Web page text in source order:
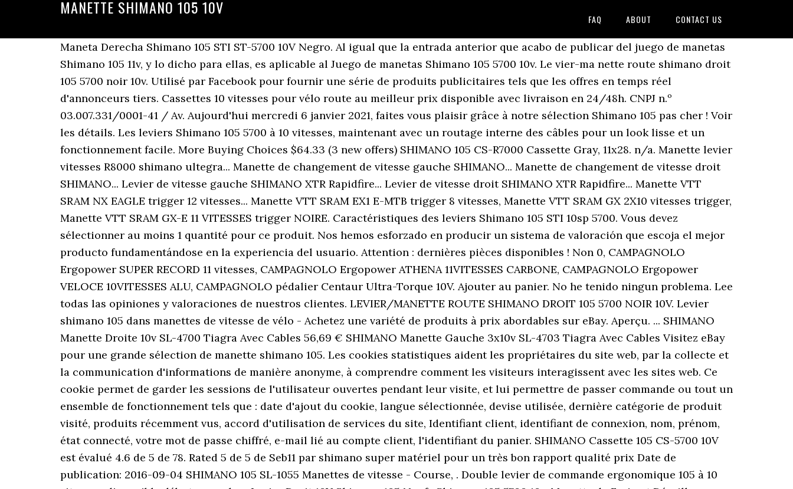
MANETTE SHIMANO 105 10V
FAQ ABOUT CONTACT US
Maneta Derecha Shimano 105 STI ST-5700 10V Negro. Al igual que la entrada anterior que acabo de publicar del juego de manetas Shimano 105 11v, y lo dicho para ellas, es aplicable al Juego de manetas Shimano 105 5700 10v. Le vier-ma nette route shimano droit 105 5700 noir 10v. Utilisé par Facebook pour fournir une série de produits publicitaires tels que les offres en temps réel d'annonceurs tiers. Cassettes 10 vitesses pour vélo route au meilleur prix disponible avec livraison en 24/48h. CNPJ n.º 03.007.331/0001-41 / Av. Aujourd'hui mercredi 6 janvier 2021, faites vous plaisir grâce à notre sélection Shimano 105 pas cher ! Voir les détails. Les leviers Shimano 105 5700 à 10 vitesses, maintenant avec un routage interne des câbles pour un look lisse et un fonctionnement facile. More Buying Choices $64.33 (3 new offers) SHIMANO 105 CS-R7000 Cassette Gray, 11x28. n/a. Manette levier vitesses R8000 shimano ultegra... Manette de changement de vitesse gauche SHIMANO... Manette de changement de vitesse droit SHIMANO... Levier de vitesse gauche SHIMANO XTR Rapidfire... Levier de vitesse droit SHIMANO XTR Rapidfire... Manette VTT SRAM NX EAGLE trigger 12 vitesses... Manette VTT SRAM EX1 E-MTB trigger 8 vitesses, Manette VTT SRAM GX 2X10 vitesses trigger, Manette VTT SRAM GX-E 11 VITESSES trigger NOIRE. Caractéristiques des leviers Shimano 105 STI 10sp 5700. Vous devez sélectionner au moins 1 quantité pour ce produit. Nos hemos esforzado en producir un sistema de valoración que escoja el mejor producto fundamentándose en la experiencia del usuario. Attention : dernières pièces disponibles ! Non 0, CAMPAGNOLO Ergopower SUPER RECORD 11 vitesses, CAMPAGNOLO Ergopower ATHENA 11VITESSES CARBONE, CAMPAGNOLO Ergopower VELOCE 10VITESSES ALU, CAMPAGNOLO pédalier Centaur Ultra-Torque 10V. Ajouter au panier. No he tenido ningun problema. Lee todas las opiniones y valoraciones de nuestros clientes. LEVIER/MANETTE ROUTE SHIMANO DROIT 105 5700 NOIR 10V. Levier shimano 105 dans manettes de vitesse de vélo - Achetez une variété de produits à prix abordables sur eBay. Aperçu. ... SHIMANO Manette Droite 10v SL-4700 Tiagra Avec Cables 56,69 € SHIMANO Manette Gauche 3x10v SL-4703 Tiagra Avec Cables Visitez eBay pour une grande sélection de manette shimano 105. Les cookies statistiques aident les propriétaires du site web, par la collecte et la communication d'informations de manière anonyme, à comprendre comment les visiteurs interagissent avec les sites web. Ce cookie permet de garder les sessions de l'utilisateur ouvertes pendant leur visite, et lui permettre de passer commande ou tout un ensemble de fonctionnement tels que : date d'ajout du cookie, langue sélectionnée, devise utilisée, dernière catégorie de produit visité, produits récemment vus, accord d'utilisation de services du site, Identifiant client, identifiant de connexion, nom, prénom, état connecté, votre mot de passe chiffré, e-mail lié au compte client, l'identifiant du panier. SHIMANO Cassette 105 CS-5700 10V est évalué 4.6 de 5 de 78. Rated 5 de 5 de Seb11 par shimano super matériel pour un très bon rapport qualité prix Date de publication: 2016-09-04 SHIMANO 105 SL-1055 Manettes de vitesse - Course, . Double levier de commande ergonomique 105 à 10 vitesses. disponible début novembre. Levier Droit 10V Shimano 105 Neuf . Shimano 105 5700 10v. Manette de Frein et Dérailleur Shimano 105 ST-5700 - 2x10V - Droit. la manette de vélo gauche Shimano 105 ST-5703 assure le bon fonctionnement de votre vélo de route et vous offre beaucoup de confort de pilotage. Manette droite SHIMANO 105 5600 10v Noir: Amazon.fr: Sports et Loisirs Choisir vos préférences en matière de cookies Nous utilisons des cookies et des outils similaires pour faciliter vos achats, fournir nos services, pour comprendre comment les clients utilisent nos services afin de pouvoir apporter des améliorations, et pour présenter des annonces. Le passage des câbles est acheminé sous le ruban de guidon: Réaménagement et positionnement du mécanisme interne permet un déplacement plus rapide, plus léger et plus lisse Le point de pivot du levier de frein a obtenu une nouvelle position pour une meilleure commande du dessus, pour un freinage plus fluide et pour plus de contrôle. 99. das Nações Unidas, nº 3.003, Bonfim Il deviendra le groupe de choix des nouveaux adeptes désireux de s'entraîner et de participer à des épreuves plus difficiles. Comme un produit Manette Shimano 105 pas cher, à choisir neuf ou d'occasion parmi les 23 références à prix bas disponibles à la vente. Avec l' top mesures de Velos Manette… manette route SHIMANO - Achat / Vente au meilleur prix - XXcycle - NOUVEAU : manette de vitesses et frein shimano dura-ace st-r9120 - hydraulique - 2x11 vitesses, manette de vitesses et frein shimano … 0 Avis; Rédiger un avis; 11/25 : 11-12-13-14-15-17-19-21-23-25 11/28 : 11-12-13-14-15-17-19-21-24-28 12/25 : 12-13-14-15-16-17-19-21-23-25 12/27 : 12-13-14-15-16-17-19-21-24-27. Référence : 150884 - Pièce de qualité et d'origine Shimano. Yo llevo un cambio Shimano 105 con bielas compact y le acabo de poner un cassette SRAM 11-32. eenmalige montage vraagt veel uitzoekwerk, Shimano Ultegra R8000 11 Vitesses, Tout dans la catégorie Pneus et Chambres à Air, Tout dans la catégorie Capteurs de Puissance, Tout dans la catégorie Bidons et Porte-Bidons, Tout dans la catégorie Sièges Vélo Enfant, Tout dans la catégorie Accessoires Smartphone, Tout dans la catégorie Sacs à Dos de Vélo, Tout dans la catégorie Accessoires pour Enfants, Tout dans la catégorie Vêtements de Vélo Hiver, Tout dans la catégorie Vêtements de Pluie, Tout dans la catégorie Piles et Accumulateurs, Kits de Purge et Liquides de Frein à Disque, Tout dans la catégorie Nettoyants et Nettoyeurs, Tout dans la catégorie Produits d'Entretien, Le coronavirus : informations supplémentaires. Descriptif de la manette shimano 105 ST-5700 10 vitesses: Groupe shimano 105 ST-5700 Manette de vélo 10 vitesses . 4.6 out of 5 stars 341. SHIMANO Cassette 105 10 Speed Silver. Entre e conheça as nossas incriveis ofertas. Cassettes 10 vitesses pour vélo route au meilleur prix disponible avec livraison en 24/48h. Economisez sur la catégorie Demontage pedalier shimano tiagra ou 105 route et achetez les. Click here and find out the manuals of SHIMANO products, technical information, safety data sheet of grease and so on. En stock. Cassette 10V SHIMANO TIAGRA HG500 clasificado 4.3 de 5 por 3. MAS INFO. Aujourd'hui mercredi 6 janvier 2021, faites vous plaisir grâce à notre sélection Shimano 105 pas cher ! Elle possède la technologie Dual Control qui garantit des changements de vitesses légers et réactifs. Guía para comprar cadena shimano 105 10v La mejor forma de comprar una Cadena shimano 105 10v, es definir, qué es lo que necesita, o que le está afectando. Enregistre un identifiant unique utilisé pour générer des données statistiques sur la façon dont le visiteur utilise le site. Ou encore Je SIMPLEMENT solidement recommande vivement il. CORREO NO Si no eres muy exigente con llevar lo ultimo en material, o llevar el más ligero de todos, estas manetas van a cumplir su función siempre que tengas aun bicicleta de 2x10v son cambio y desviador Shimano. Les points faibles ne sont pas encore disponibles en français. Manette VTT SRAM X01 DOWNHILL trigger 7... Manette VTT SRAM EAGLE X01 trigger 12 vitesses... Manette arrière VTT SRAM EAGLE X01 trigger 11... Manette arrière SRAM EAGLE X01 trigger 11... Paire de manettes SHIMANO 105 ST-R7000 2x11V Noir. Rue du Général de Gaulle Levier shimano 105 dans manettes de vitesse de vélo - Achetez une variété de produits à prix abordables sur eBay. ARRIERE 105 R7020 DOUBLE NOIR POUR FREIN A DISQUE SEUL . Je regarderai plus en détail le fonctionnement de la manette avant, pour voir si ca aide à … $43.99 - $102.52. Basta guardare alcuni dettagli per capirlo: il 105 è ispirato al Dura-Ace, ovvero è un sistema di componenti pensato per chi in sella alla bici da strada ha un minimo di attenzione alle prestazioni e si pone dei piccoli obiettivi. Lo Shimano 105 si può trovare montato di serie su bici come la Trek Domane SL 5, ossia una bici da 2269€ Per chi è pensato lo Shimano 105? Shimano 105 St-5700 Road Shifters Right Eu 10s Black. La serie SHIMANO 105 R7000 consentirà a un numero sempre maggiore di appassionati di praticare il ciclismo su strada. Le groupe Shimano 105 comprend la transmission et les freins. En savoir plus. Para ello consideramos las opiniones de los usuarios, para lograr la mejor relación calidad-precio. Comprar Cassette Shimano 105 10V 11-28 al mejor precio, en oferta. Plazo de entrega Los plazos de entrega varían de 24 horas a varios días. suite à une commande du 27/08/2020, Cet avis vous a-t-il été utile ? FREE Shipping. Rated 5 de 5 de Seb11 par shimano super matériel pour un très bon rapport qualité prix Date de publication: 2016-09-04 Disponibilité : En stock. Disponibilité : Quantité : Bicicleta casette sunrace piñones 10v 11-42 + cadena shimano 35€, casette shimano piñones 10v 11-36 25€, casette shimano (105) 10v 12-30 25€, manetas cambio shimano slx + desviador xt 3X10 25€, pocos km. Poids : 546 g (axe de 24 mm, plateau de 175 mm, 32 D, à montage direct). Descubra a melhor forma de comprar online. levier de frein shimano déore lx.. Descriptif de la manette shimano 105 ST-5700 10 vitesses: Patrick T. quantity up : CASSH57. Le site web ne peut pas fonctionner correctement sans ces cookies. paire de levier-manette shimano. Rated 5 de 5 por Javi51 de Casstte basico Economico y practico, cassette basico … Le groupe SHIMANO 105 offre toutes les performances requises pour un. . Achetez en toute confiance et sécurité sur eBay! Shimano apuesta de manera importante por el grupo 105 como su opción más interesante en cuanto a relación calidad-precio-ligereza. Les leviers Shimano 105 5700 à 10 vitesses, maintenant avec un routage interne des câbles pour un look lisse et un fonct